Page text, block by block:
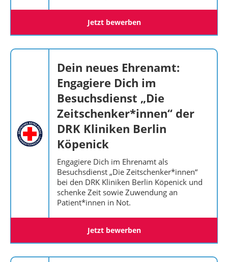
Jetzt bewerben
Dein neues Ehrenamt:
Engagiere Dich im
Besuchsdienst „Die
Zeitschenker*innen“ der
DRK Kliniken Berlin
Köpenick
Engagiere Dich im Ehrenamt als
Besuchsdienst „Die Zeitschenker*innen“
bei den DRK Kliniken Berlin Köpenick und
schenke Zeit sowie Zuwendung an
Patient*innen in Not.
Jetzt bewerben